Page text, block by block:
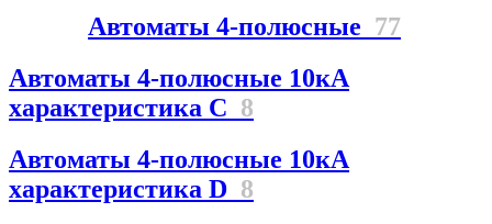
Автоматы 4-полюсные 77
Автоматы 4-полюсные 10кА
характеристика C 8
Автоматы 4-полюсные 10кА
характеристика D 8